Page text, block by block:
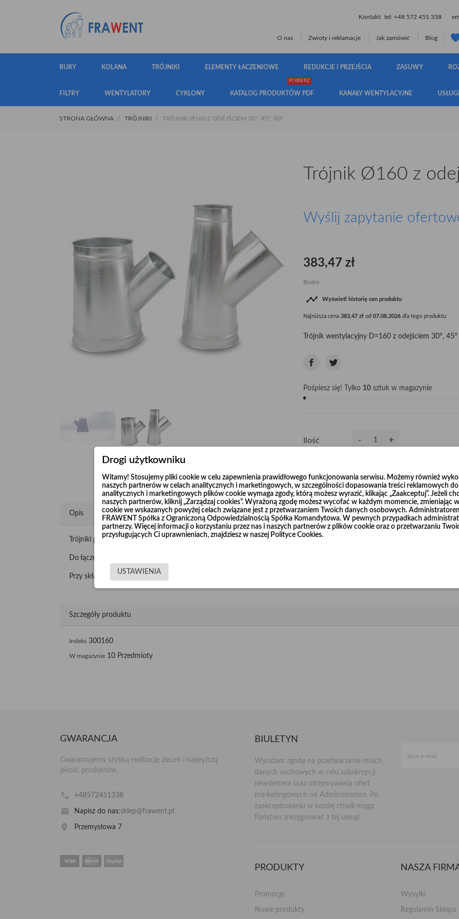
Kontakt: tel: +48 572 451 338
O nas Zwroty i reklamacje Jak zamówić Blog
RURY KOLANA TRÓJNIKI ELEMENTY ŁACZENIOWE REDUKCJE I PRZEJŚCIA ZASUWY
FILTRY WENTYLATORY CYKLONY KATALOG PRODUKTÓW PDF
POBIERZ
KANAŁY WENTYLACYJNE USŁUGI
STRONA GŁÓWNA TRÓJNIKI TRÓJNIK Ø160 Z ODEJŚCIEM 30°, 45°, 90°
Trójnik Ø160 z
Wyślij zapytanie
383,47 zł
Brutto
 Wyświetl historię cen produktu
Najniższa cena 383,47 zł od 07.08.2026 dla tego produktu
Trójnik wentylacyjny D=160 z odejściem 30°,
Pośpiesz się! Tylko 10 sztuk w magazynie
Ilość - +
Dodaj do koszyka 0
Opis
Trójniki produkujemy z blachy galwanicznej o grubości 0,9 mm w zakresie średnic od Ø100 mm do Ø1000 mm.
Do łączenia wykorzystuje się opaski szerokie lub kołnierze, które również dostępne są w naszej ofercie.
Przy składaniu zamówienia należy podać średnice rozgałęzień D, D1, B, długość (L) oraz kąt odchylenia (K).
Szczegóły produktu
Indeks 300160
W magazynie 10 Przedmioty
GWARANCJA
Gwarantujemy szybką realizację zleceń i najwyższą
jakość produktów.
+48572451338
Napisz do nas:sklep@frawent.pl
Przemysłowa 7
BIULETYN
Wyrażam zgodę na przetwarzanie moich
danych osobowych w celu subskrypcji
newslettera oraz otrzymywania ofert
marketingowych od Administratora. Po
zaakceptowaniu w każdej chwili mogą
Państwo zrezygnować z tej usługi.
PRODUKTY
Promocje
Nowe produkty
NASZA
Wysyłki
Regulamin Sklepu
Drogi użytkowniku
Witamy! Stosujemy pliki cookie w celu zapewnienia prawidłowego funkcjonowania serwisu. Możemy również
naszych partnerów w celach analitycznych i marketingowych, w szczególności dopasowania treści reklamowych
analitycznych i marketingowych plików cookie wymaga zgody, którą możesz wyrazić, klikając „Zaakceptuj”. Jeżeli
naszych partnerów, kliknij „Zarządzaj cookies”. Wyrażoną zgodę możesz wycofać w każdym momencie, zmieniając
cookie we wskazanych powyżej celach związane jest z przetwarzaniem Twoich danych osobowych.
FRAWENT Spółka z Ograniczoną Odpowiedzialnością Spółka Komandytowa. W pewnych przypadkach
partnerzy. Więcej informacji o korzystaniu przez nas i naszych partnerów z plików cookie oraz o przetwarzaniu
przysługujących Ci uprawnieniach, znajdziesz w naszej Polityce Cookies.
USTAWIENIA